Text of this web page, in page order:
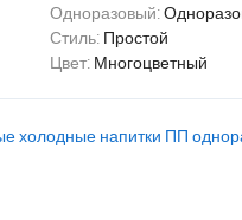
Одноразовый:
Стиль: Простой
Цвет: Многоцветный
холодные напитки ПП